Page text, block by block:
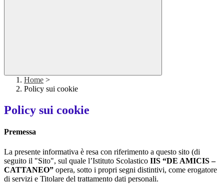
Home >
Policy sui cookie
Policy sui cookie
Premessa
La presente informativa è resa con riferimento a questo sito (di
seguito il "Sito", sul quale l’Istituto Scolastico IIS “DE AMICIS –
CATTANEO” opera, sotto i propri segni distintivi, come erogatore
di servizi e Titolare del trattamento dati personali.